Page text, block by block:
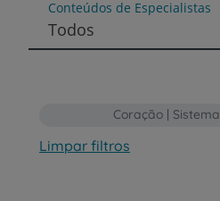
Conteúdos de Especialistas
Todos
Coração |
Limpar filtros